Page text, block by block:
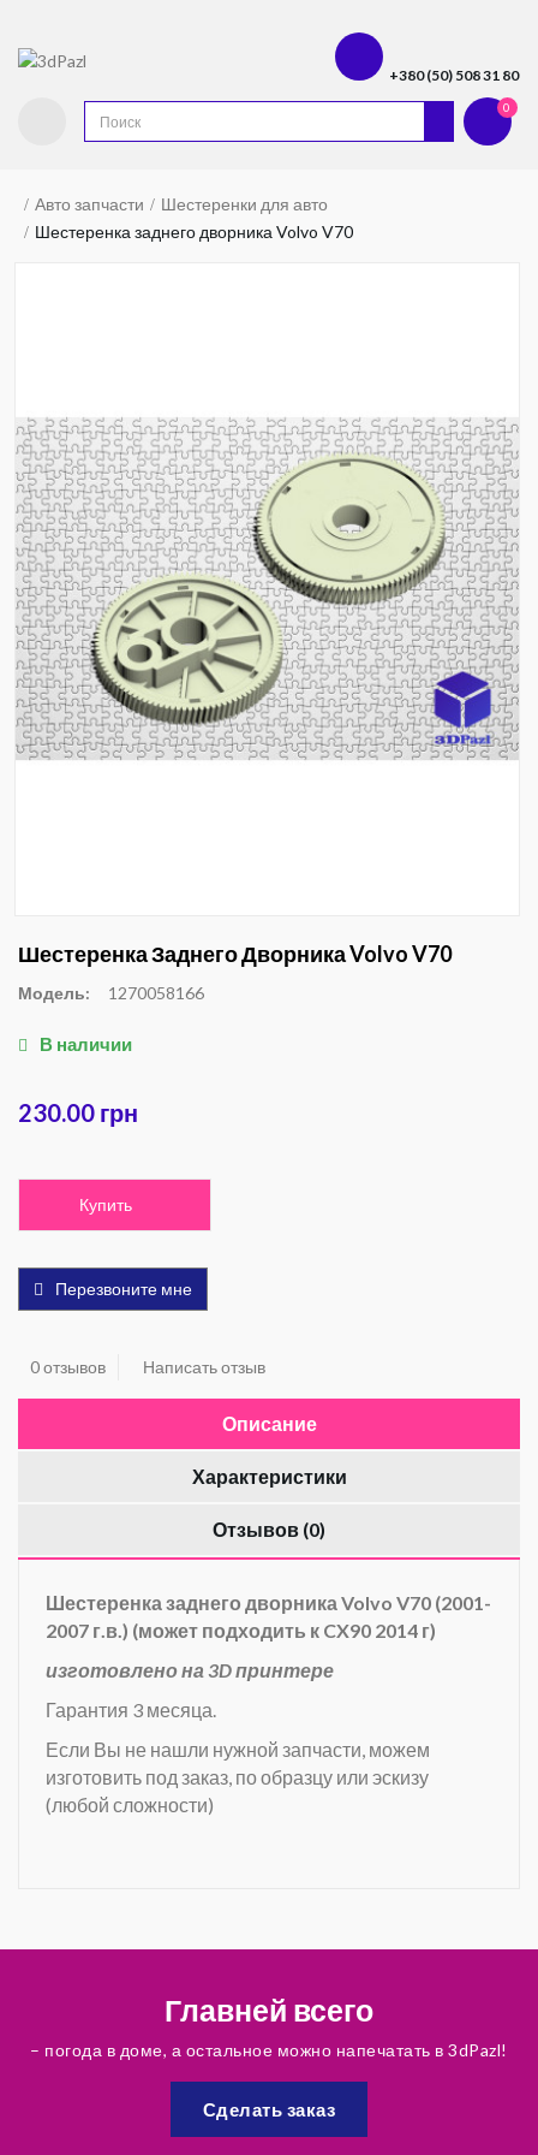
+380 (50) 508 31 80
0
Авто запчасти
Шестеренки для авто
Шестеренка заднего дворника Volvo V70
Шестеренка Заднего Дворника Volvo V70
Модель: 1270058166
В наличии
230.00 грн
Купить
Перезвоните мне
0 отзывов Написать отзыв
Описание
Характеристики
Отзывов (0)
Шестеренка заднего дворника Volvo V70 (2001-
2007 г.в.) (может подходить к CX90 2014 г)
изготовлено на 3D принтере
Гарантия 3 месяца.
Если Вы не нашли нужной запчасти, можем
изготовить под заказ, по образцу или эскизу
(любой сложности)
Главней всего
– погода в доме, а остальное можно напечатать в 3dPazl!
Сделать заказ